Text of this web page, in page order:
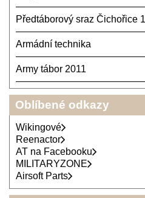
Předtáborový sraz Čichořice
Armádní technika
Army tábor 2011
Oblíbené odkazy
Wikingové
Reenactor
AT na Facebooku
MILITARYZONE
Airsoft Parts